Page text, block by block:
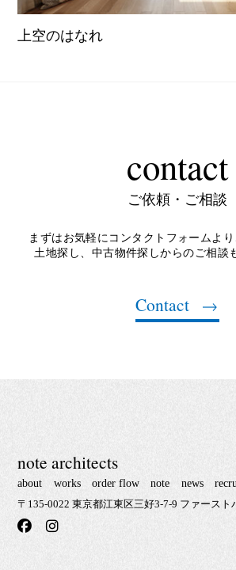
上空のはなれ
contact
ご依頼・ご相談
まずはお気軽にコンタクトフォームより
土地探し、中古物件探しからのご相談
Contact
note architects
about works order flow note news
〒135-0022 東京都江東区三好3-7-9 ファースト